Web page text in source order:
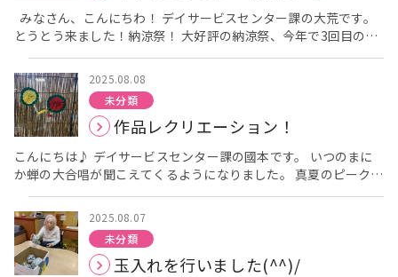
みなさん、こんにちわ！ デイサービスセンター課の大荒です。
とうとう来ました！納涼祭！ 大好評の納涼祭、今年で3回目の開
催になります
そして納涼祭の告知をデイサービスに貼ると
わたしも来たい！行ってもいい？とたくさんの方からお声掛けい
ただき 予定していた人数以上の方に参加していただけました
まずは、体操をしていただいたあとに カラオケ！カラオケはみん
なで歌える歌を流して 皆さんに一緒に歌って頂きました
り上がってますかー！！！！！ いぇーーーーーい！の様子です
そして、メインのビンゴ大会！！！！ 今年も職員手作り
のキーホルダーや、普段使えるタオル、マスク等 たくさんの豪華
景品を用意しました
注目の豪華景品は、 本日の喫茶無料券
や 鼻セレブティッシュ です！ リーーチ！ビンゴーー！と
大賑わいで楽しめました♡ 景品も全員の方に当たりみなさんに喜
んでいただけました！ そして、次は特別おやつ！かき氷
バンケア八戸ノ里栄養士特製のミャクミャクかき氷です
2025.08.08
未分類
作品レクリエーション！
こんにちは♪ デイサービスセンター課の國本です。 いつのまに
か蝉の大合唱が聞こえてくるようになりました。 真夏のピークで
すね。 今回は作品レクリエーションで作ったスイカのうちわをご
紹介します♡ 皆さん真剣な表情で作ってます
笑顔でハイ！ポーズ！
2025.08.07
未分類
玉入れを行いました(^^)/